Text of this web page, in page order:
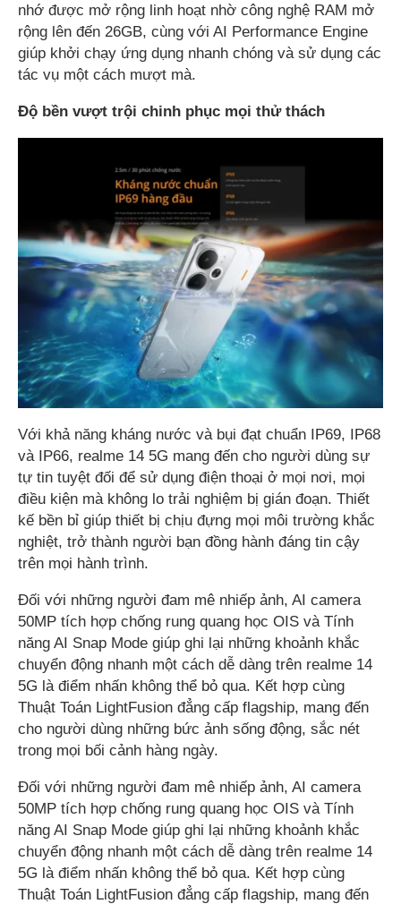
nhớ được mở rộng linh hoạt nhờ công nghệ RAM mở
rộng lên đến 26GB, cùng với AI Performance Engine
giúp khởi chạy ứng dụng nhanh chóng và sử dụng các
tác vụ một cách mượt mà.
Độ bền vượt trội chinh phục mọi thử thách
Với khả năng kháng nước và bụi đạt chuẩn IP69, IP68
và IP66, realme 14 5G mang đến cho người dùng sự
tự tin tuyệt đối để sử dụng điện thoại ở mọi nơi, mọi
điều kiện mà không lo trải nghiệm bị gián đoạn. Thiết
kế bền bỉ giúp thiết bị chịu đựng mọi môi trường khắc
nghiệt, trở thành người bạn đồng hành đáng tin cậy
trên mọi hành trình.
Đối với những người đam mê nhiếp ảnh, AI camera
50MP tích hợp chống rung quang học OIS và Tính
năng AI Snap Mode giúp ghi lại những khoảnh khắc
chuyển động nhanh một cách dễ dàng trên realme 14
5G là điểm nhấn không thể bỏ qua. Kết hợp cùng
Thuật Toán LightFusion đẳng cấp flagship, mang đến
cho người dùng những bức ảnh sống động, sắc nét
trong mọi bối cảnh hàng ngày.
Đối với những người đam mê nhiếp ảnh, AI camera
50MP tích hợp chống rung quang học OIS và Tính
năng AI Snap Mode giúp ghi lại những khoảnh khắc
chuyển động nhanh một cách dễ dàng trên realme 14
5G là điểm nhấn không thể bỏ qua. Kết hợp cùng
Thuật Toán LightFusion đẳng cấp flagship, mang đến